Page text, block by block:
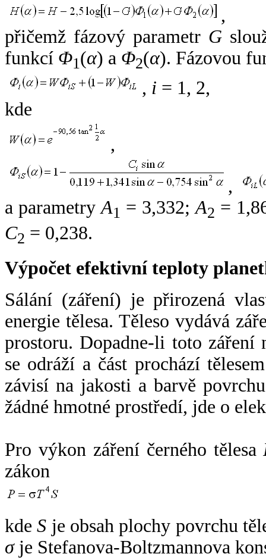
,
přičemž fázový parametr G
funkcí Φ1(α) a Φ2(α). Fázovou
, i = 1, 2,
kde
,
,
a parametryA1 = 3,332;A2 =
C2 = 0,238.
Výpočet efektivní teploty
Sálání (záření) je přirozená
energie tělesa. Těleso vydává
prostoru. Dopadne-li toto záření
se odráží a část prochází
závisí na jakosti a barvě
žádné hmotné prostředí, jde o
Pro výkon záření černého tělesa
zákon
kdeS je obsah plochy povrchu
σje Stefanova-Boltzmannova